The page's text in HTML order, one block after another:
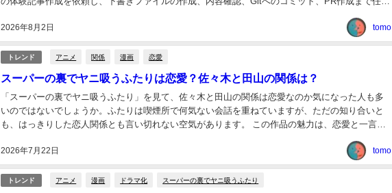
2026年8月2日 tomo
トレンド アニメ 関係 漫画 恋愛
スーパーの裏でヤニ吸うふたりは恋愛？佐々木と田山の関係は？
2026年7月22日
「スーパーの裏でヤニ吸うふたり」を見て、佐々木と田山の関係は恋愛なのか気になった人も多
いのではないでしょうか。ふたりは喫煙所で何気ない会話を重ねていますが、ただの知り合いと
も、はっきりした恋人関係とも言い切れない空気があります。 この作品の魅力は、恋愛と一言で
tomo
トレンド アニメ 漫画 ドラマ化 スーパーの裏でヤニ吸うふたり